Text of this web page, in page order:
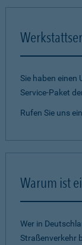
Sie haben einen
Service-Paket
Rufen Sie uns
Warum ist
Wer in
Straßenverkehr